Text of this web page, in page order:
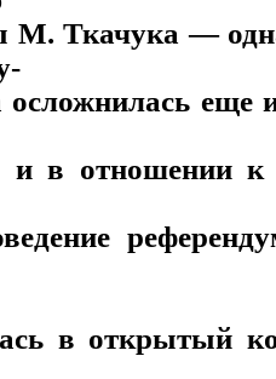
М. Ткачука —
осложнилась еще
и в отношении к
в открытый